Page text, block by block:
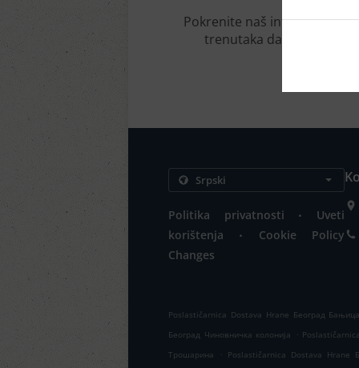
Pokrenite naš interaktivni
trenutaka da
Politika privatnosti .
Uveti
korištenja
.
Cookie Policy
Changes
Poslastičarnica Dostava Hrane Београд Бањица
Београд Чиновничка колонија
.
Трошарина
. Poslastičarnica Dostava Hrane